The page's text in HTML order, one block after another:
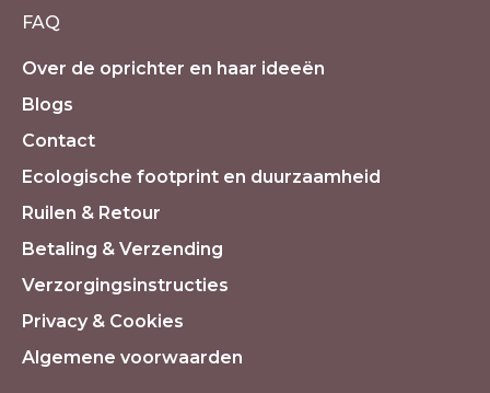
FAQ
Over de oprichter en haar ideeën
Blogs
Contact
Ecologische footprint en duurzaamheid
Ruilen & Retour
Betaling & Verzending
Verzorgingsinstructies
Privacy & Cookies
Algemene voorwaarden